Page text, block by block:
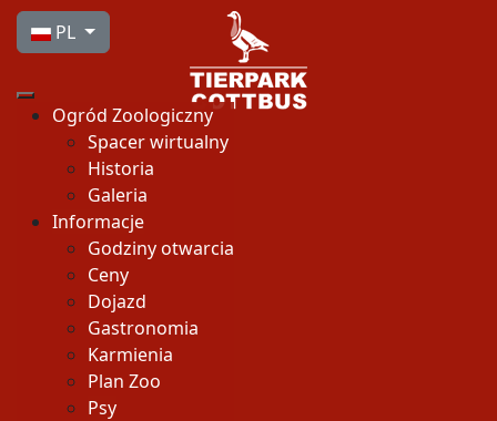
Wybierz swój język
PL
Ogród Zoologiczny
Spacer wirtualny
Historia
Galeria
Informacje
Godziny otwarcia
Ceny
Dojazd
Gastronomia
Karmienia
Plan Zoo
Psy